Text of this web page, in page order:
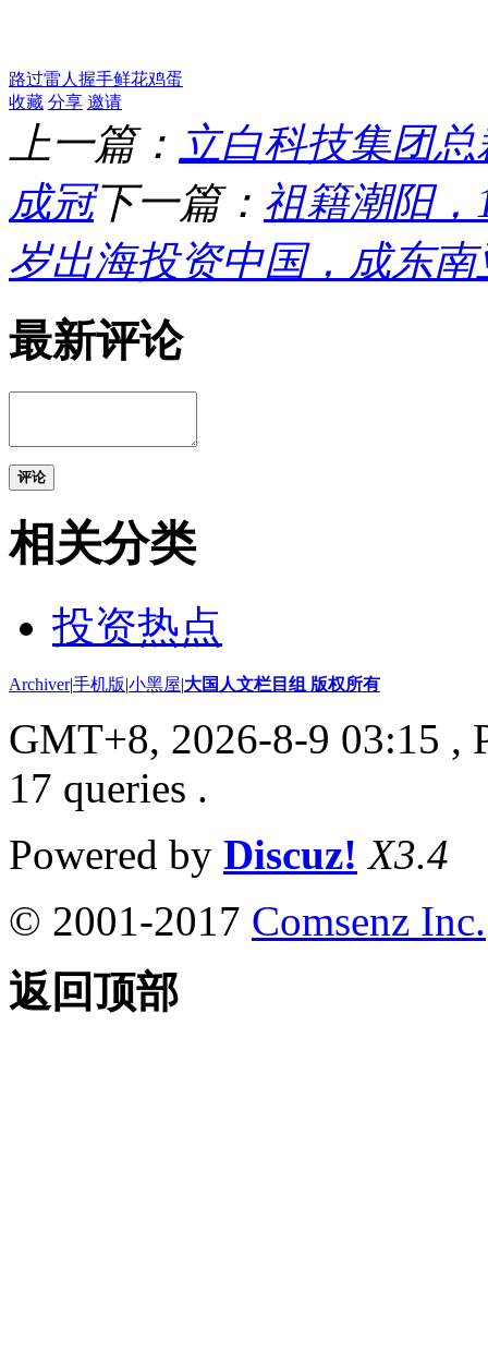
路过雷人 握手鲜花鸡蛋
收藏 分享 邀请
上一篇： 立白科技集团
成冠下一篇： 祖籍潮阳
岁出海投资中国，成东
最新评论
评论
相关分类
投资热点
Archiver|手机版|小黑屋|大国人文栏目组 版权所有
GMT+8, 2026-8-9 03:15 ,
17 queries .
Powered by Discuz! X3.4
© 2001-2017 Comsenz Inc.
返回顶部